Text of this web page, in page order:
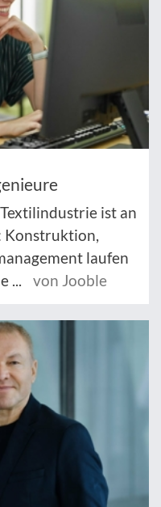
ist an
Konstruktion,
laufen
...
von Jooble